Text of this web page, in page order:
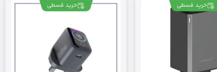
خرید قسطی خرید قسطی